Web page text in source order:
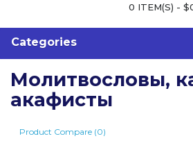
0 ITEM(S) -
Categories
Молитвословы,
акафисты
Product Compare (0)